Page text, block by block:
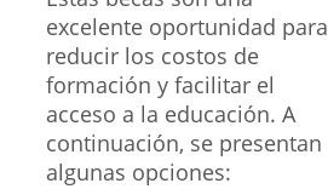
excelente oportunidad para
reducir los costos de
formación y facilitar el
acceso a la educación. A
continuación, se presentan
algunas opciones: